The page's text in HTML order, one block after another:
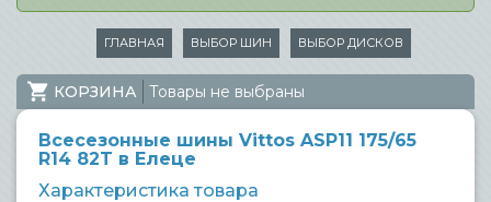
ГЛАВНАЯ ВЫБОР ШИН ВЫБОР ДИСКОВ
КОРЗИНА Товары не выбраны
Всесезонные шины Vittos ASP11 175/65
R14 82T в Елеце
Характеристика товара